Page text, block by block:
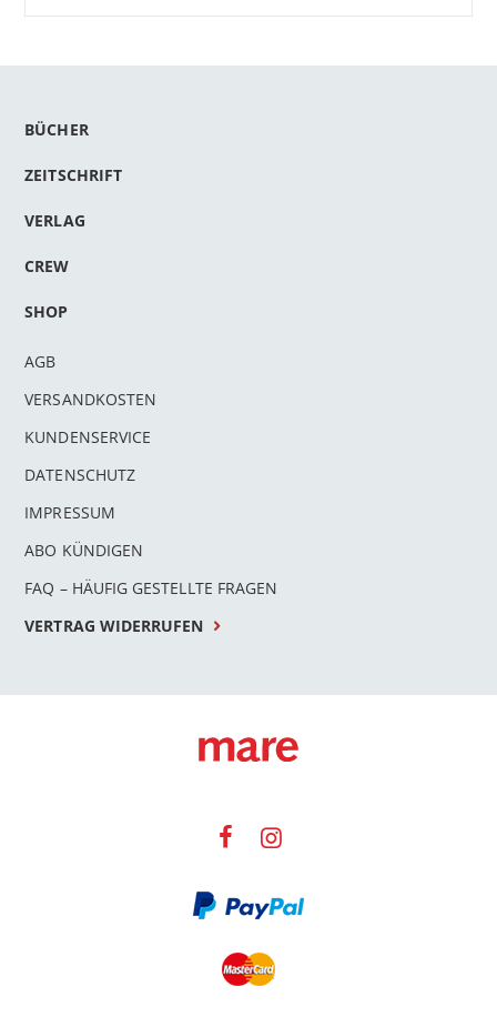
BÜCHER
ZEITSCHRIFT
VERLAG
CREW
SHOP
AGB
VERSANDKOSTEN
KUNDENSERVICE
DATENSCHUTZ
IMPRESSUM
ABO KÜNDIGEN
FAQ – HÄUFIG GESTELLTE FRAGEN
VERTRAG WIDERRUFEN